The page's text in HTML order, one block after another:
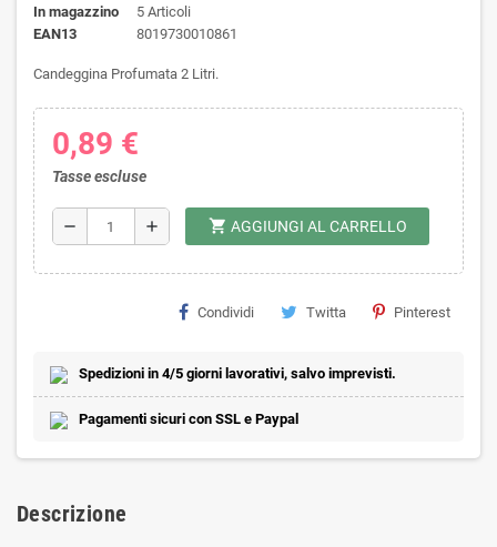
In magazzino
5 Articoli
EAN13
8019730010861
Candeggina Profumata 2 Litri.
0,89 €
Tasse escluse
remove add shopping_cart AGGIUNGI AL CARRELLO
Condividi Twitta Pinterest
Spedizioni in 4/5 giorni lavorativi, salvo imprevisti.
Pagamenti sicuri con SSL e Paypal
Descrizione